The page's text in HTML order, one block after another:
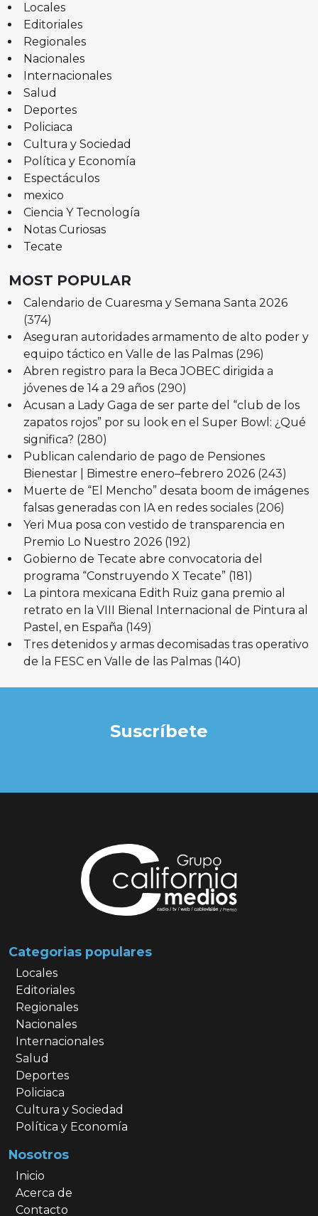
Locales
Editoriales
Regionales
Nacionales
Internacionales
Salud
Deportes
Policiaca
Cultura y Sociedad
Política y Economía
Espectáculos
mexico
Ciencia Y Tecnología
Notas Curiosas
Tecate
MOST POPULAR
Calendario de Cuaresma y Semana Santa 2026
(374)
Aseguran autoridades armamento de alto poder y
equipo táctico en Valle de las Palmas (296)
Abren registro para la Beca JOBEC dirigida a
jóvenes de 14 a 29 años (290)
Acusan a Lady Gaga de ser parte del “club de los
zapatos rojos” por su look en el Super Bowl: ¿Qué
significa? (280)
Publican calendario de pago de Pensiones
Bienestar | Bimestre enero–febrero 2026 (243)
Muerte de “El Mencho” desata boom de imágenes
falsas generadas con IA en redes sociales (206)
Yeri Mua posa con vestido de transparencia en
Premio Lo Nuestro 2026 (192)
Gobierno de Tecate abre convocatoria del
programa “Construyendo X Tecate” (181)
La pintora mexicana Edith Ruiz gana premio al
retrato en la VIII Bienal Internacional de Pintura al
Pastel, en España (149)
Tres detenidos y armas decomisadas tras operativo
de la FESC en Valle de las Palmas (140)
Suscríbete
Categorias populares
Locales
Editoriales
Regionales
Nacionales
Internacionales
Salud
Deportes
Policiaca
Cultura y Sociedad
Política y Economía
Nosotros
Inicio
Acerca de
Contacto